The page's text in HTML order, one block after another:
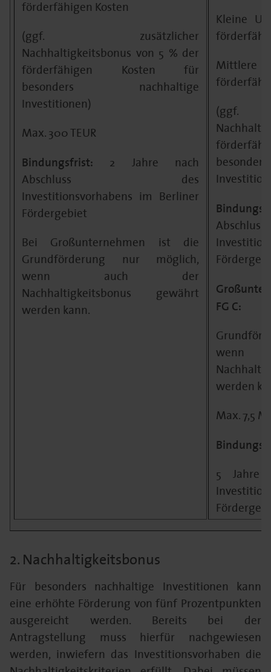
förderfähigen Kosten
(ggf. zusätzlicher
Nachhaltigkeitsbonus von 5 % der
förderfähigen Kosten für
besonders nachhaltige
Investitionen)
Max. 300 TEUR
Bindungsfrist: 2 Jahre nach
Abschluss des
Investitionsvorhabens im Berliner
Fördergebiet
Bei Großunternehmen ist die
Grundförderung nur möglich,
wenn auch der
Nachhaltigkeitsbonus gewährt
werden kann.
Kleine
Mittlere
(ggf.
FG C:
werden
Max. 7,5
5 Jahre
2. Nachhaltigkeitsbonus
Für besonders nachhaltige Investitionen kann
eine erhöhte Förderung von fünf Prozentpunkten
ausgereicht werden. Bereits bei der
Antragstellung muss hierfür nachgewiesen
werden, inwiefern das Investitionsvorhaben die